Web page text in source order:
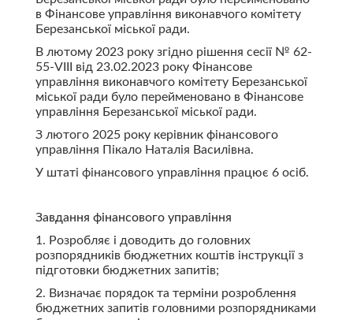
в Фінансове управління виконавчого комітету
Березанської міської ради.
В лютому 2023 року згідно рішення сесії № 62-
55-VІІІ від 23.02.2023 року Фінансове
управління виконавчого комітету Березанської
міської ради було перейменовано в Фінансове
управління Березанської міської ради.
З лютого 2025 року керівник фінансового
управління Пікало Наталія Василівна.
У штаті фінансового управління працює 6 осіб.
Завдання фінансового управління
1. Розробляє і доводить до головних
розпорядників бюджетних коштів інструкції з
підготовки бюджетних запитів;
2. Визначає порядок та терміни розроблення
бюджетних запитів головними розпорядниками